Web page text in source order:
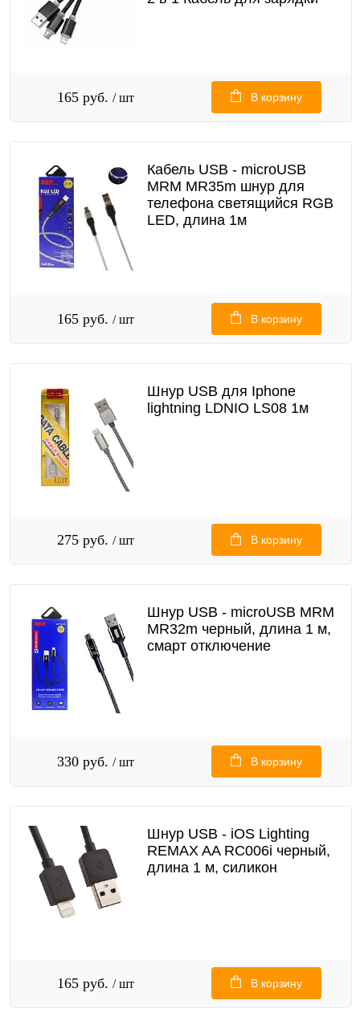
165 руб. / шт В корзину
Кабель USB - microUSB
MRM MR35m шнур для
телефона светящийся RGB
LED, длина 1м
165 руб. / шт В корзину
Шнур USB для Iphone
lightning LDNIO LS08 1м
275 руб. / шт В корзину
Шнур USB - microUSB MRM
MR32m черный, длина 1 м,
смарт отключение
330 руб. / шт В корзину
Шнур USB - iOS Lighting
REMAX AA RC006i черный,
длина 1 м, силикон
165 руб. / шт В корзину